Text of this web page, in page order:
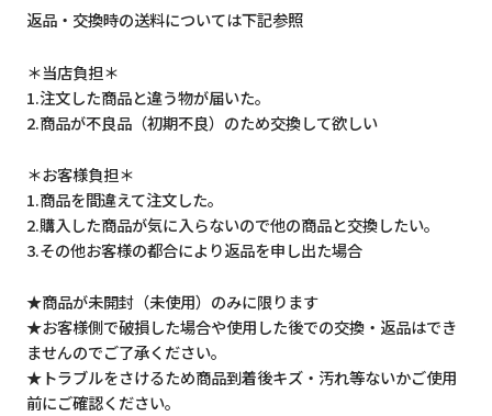
返品・交換時の送料については下記参照
＊当店負担＊
1.注文した商品と違う物が届いた。
2.商品が不良品（初期不良）のため交換して欲しい
＊お客様負担＊
1.商品を間違えて注文した。
2.購入した商品が気に入らないので他の商品と交換したい。
3.その他お客様の都合により返品を申し出た場合
★商品が未開封（未使用）のみに限ります
★お客様側で破損した場合や使用した後での交換・返品はでき
ませんのでご了承ください。
★トラブルをさけるため商品到着後キズ・汚れ等ないかご使用
前にご確認ください。